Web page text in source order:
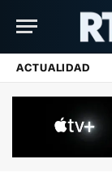
ACTUALIDAD